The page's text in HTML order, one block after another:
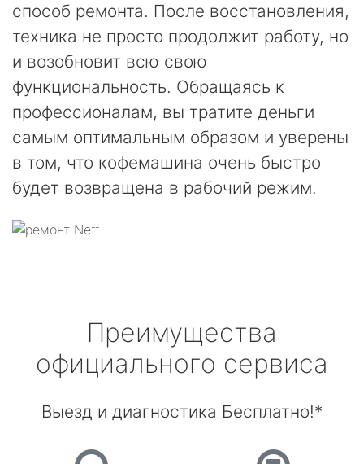
способ ремонта. После восстановления,
техника не просто продолжит работу, но
и возобновит всю свою
функциональность. Обращаясь к
профессионалам, вы тратите деньги
самым оптимальным образом и уверены
в том, что кофемашина очень быстро
будет возвращена в рабочий режим.
Преимущества
официального сервиса
Выезд и диагностика Бесплатно!*